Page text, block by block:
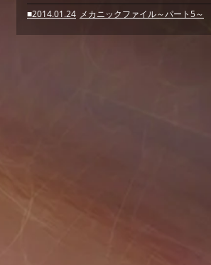
■2014.01.24 メカニックファイル～パート5～